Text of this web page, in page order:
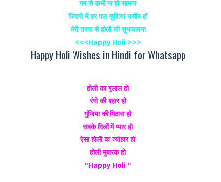
गम से कभी ना हो सामना
जिंदगी में हर पल खुशियां नसीब हों
मेरी तरफ से होली की शुभकामना
<<<Happy Holi >>>
Happy Holi Wishes in Hindi for Whatsapp
होली का गुलाल हो
रंगो की बहार हो
गुंजिया की मिठास हो
सबके दिलों में प्यार हो
ऐसा होली का त्यौहार हो
होली मुबारक हो
"Happy Holi "